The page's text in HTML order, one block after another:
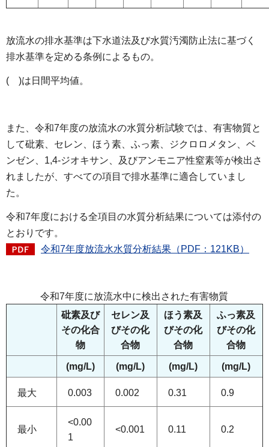
放流水の排水基準は下水道法及び水質汚濁防止法に基づく
排水基準を定める条例によるもの。
( )は日間平均値。
また、令和7年度の放流水の水質分析試験では、有害物質と
して砒素、セレン、ほう素、ふっ素、ジクロロメタン、ベ
ンゼン、1,4-ジオキサン、及びアンモニア性窒素等が検出さ
れましたが、すべての項目で排水基準に適合していまし
た。
令和7年度における全項目の水質分析結果については添付の
とおりです。
令和7年度放流水水質分析結果（PDF：121KB）
令和7年度に放流水中に検出された有害物質
砒素及び
その化合
物
セレン及
びその化
合物
ほう素及
びその化
合物
ふっ素及
びその化
合物
(mg/L) (mg/L) (mg/L) (mg/L)
最大 0.003 0.002 0.31 0.9
最小
<0.00
1
<0.001 0.11 0.2